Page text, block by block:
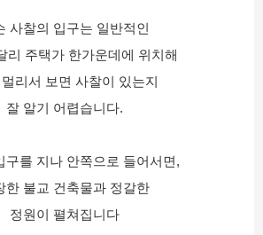
사찰의 입구는 일반적인
리 주택가 한가운데에 위치해
리서 보면 사찰이 있는지
잘 알기 어렵습니다.
구를 지나 안쪽으로 들어서면,
한 불교 건축물과 정갈한
정원이 펼쳐집니다